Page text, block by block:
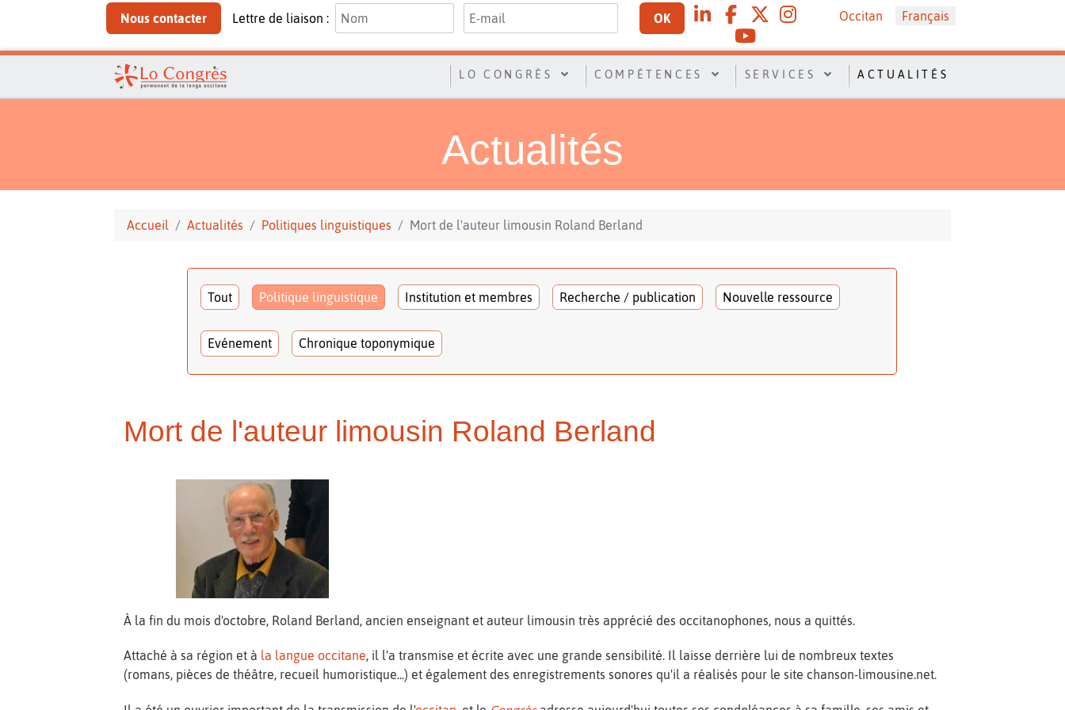
Nous contacter Lettre de liaison : OK Sélectionnez votre langue
Occitan Français
LO CONGRÈS COMPÉTENCES SERVICES ACTUALITÉS
Actualités
Accueil Actualités Politiques linguistiques Mort de l'auteur limousin Roland Berland
Tout Politique linguistique Institution et membres Recherche / publication Nouvelle ressource
Evénement Chronique toponymique
Mort de l'auteur limousin Roland Berland
À la fin du mois d'octobre, Roland Berland, ancien enseignant et auteur limousin très apprécié des occitanophones, nous a quittés.
Attaché à sa région et à la langue occitane, il l'a transmise et écrite avec une grande sensibilité. Il laisse derrière lui de nombreux textes
(romans, pièces de théâtre, recueil humoristique...) et également des enregistrements sonores qu'il a réalisés pour le site chanson-limousine.net.